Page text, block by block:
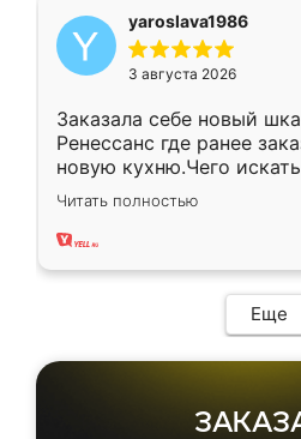
yaroslava1986
3 августа 2026
Заказала себе новый
Ренессанс где ранее
новую кухню.Чего
вполне довольна.
два года, нареканий нет.
Читать полностью
Еще